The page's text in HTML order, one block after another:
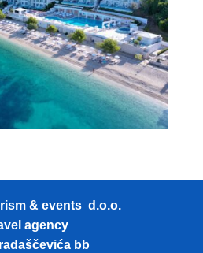
& events d.o.o.
agency
bb